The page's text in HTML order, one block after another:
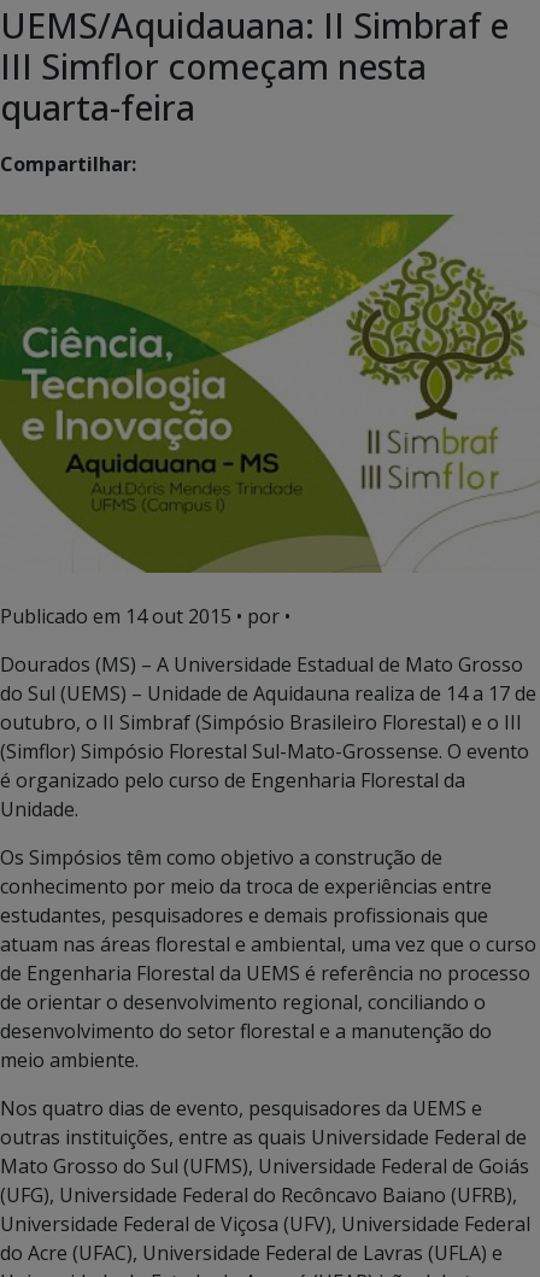
UEMS/Aquidauana: II Simbraf e
III Simflor começam nesta
quarta-feira
Compartilhar:
Publicado em 14 out 2015 • por •
Dourados (MS) – A Universidade Estadual de Mato Grosso
do Sul (UEMS) – Unidade de Aquidauna realiza de 14 a 17 de
outubro, o II Simbraf (Simpósio Brasileiro Florestal) e o III
(Simflor) Simpósio Florestal Sul-Mato-Grossense. O evento
é organizado pelo curso de Engenharia Florestal da
Unidade.
Os Simpósios têm como objetivo a construção de
conhecimento por meio da troca de experiências entre
estudantes, pesquisadores e demais profissionais que
atuam nas áreas florestal e ambiental, uma vez que o curso
de Engenharia Florestal da UEMS é referência no processo
de orientar o desenvolvimento regional, conciliando o
desenvolvimento do setor florestal e a manutenção do
meio ambiente.
Nos quatro dias de evento, pesquisadores da UEMS e
outras instituições, entre as quais Universidade Federal de
Mato Grosso do Sul (UFMS), Universidade Federal de Goiás
(UFG), Universidade Federal do Recôncavo Baiano (UFRB),
Universidade Federal de Viçosa (UFV), Universidade Federal
do Acre (UFAC), Universidade Federal de Lavras (UFLA) e